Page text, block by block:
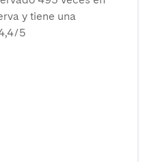
y tiene una
5